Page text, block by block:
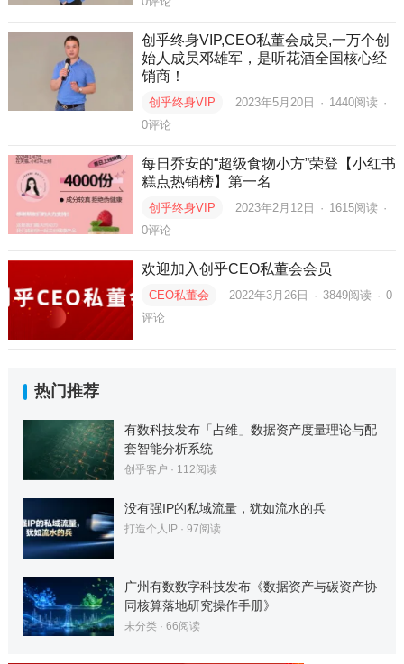
创乎终身VIP,CEO私董会成员,一万个创
始人成员邓雄军，是听花酒全国核心经
销商！
创乎终身VIP 2023年5月20日 · 1440阅读 ·
0评论
每日乔安的“超级食物小方”荣登【小红书
糕点热销榜】第一名
创乎终身VIP 2023年2月12日 · 1615阅读 ·
0评论
欢迎加入创乎CEO私董会会员
CEO私董会 2022年3月26日 · 3849阅读 · 0
评论
热门推荐
有数科技发布「占维」数据资产度量理论与配
套智能分析系统
创乎客户 · 112阅读
没有强IP的私域流量，犹如流水的兵
打造个人IP· 97阅读
广州有数数字科技发布《数据资产与碳资产协
同核算落地研究操作手册》
未分类· 66阅读